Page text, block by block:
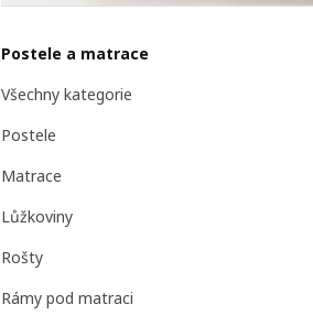
Postele a matrace
Všechny kategorie
Postele
Matrace
Lůžkoviny
Rošty
Rámy pod matraci